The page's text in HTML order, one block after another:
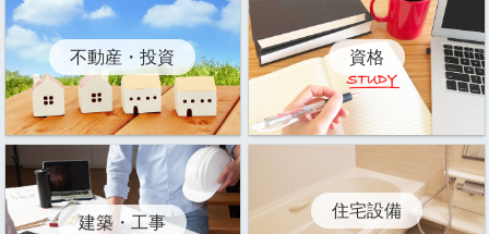
不動産・投資 資格
建築・工事
住宅設備